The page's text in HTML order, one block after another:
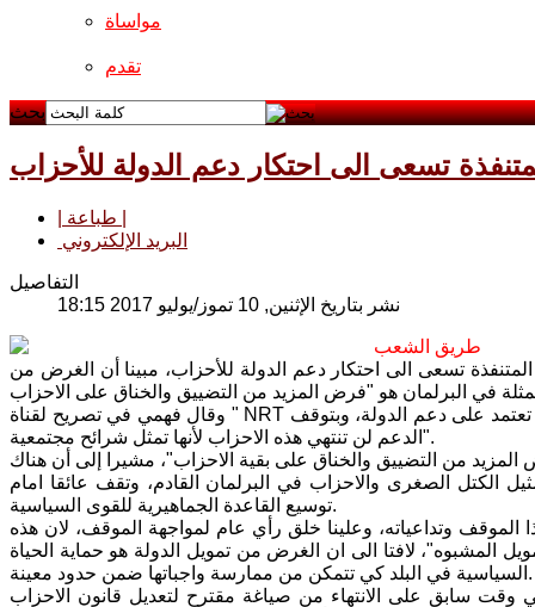
مواساة
تقدم
بحث
تسعى الى احتكار دعم الدولة للأحزاب
البريد الإلكتروني
التفاصيل
نشر بتاريخ الإثنين, 10 تموز/يوليو 2017 18:15
طريق الشعب
تسعى الى احتكار دعم الدولة للأحزاب، مبينا أن الغرض من
وقال فهمي في تصريح لقناة " NRT عربية" تابعته "طريق الشعب"، إن "بعض الاحزاب لها وجود تاريخي وهي بالأساس لا تعتمد على دعم الدولة، وبتوقف
الدعم لن تنتهي هذه الاحزاب لأنها تمثل شرائح مجتمعية".
من التضييق والخناق على بقية الاحزاب"، مشيرا إلى أن هناك
الكتل الصغرى والاحزاب في البرلمان القادم، وتقف عائقا امام
توسيع القاعدة الجماهيرية للقوى السياسية.
الموقف وتداعياته، وعلينا خلق رأي عام لمواجهة الموقف، لان هذه
المشبوه"، لافتا الى ان الغرض من تمويل الدولة هو حماية الحياة
السياسية في البلد كي تتمكن من ممارسة واجباتها ضمن حدود معينة.
وقت سابق على الانتهاء من صياغة مقترح لتعديل قانون الاحزاب